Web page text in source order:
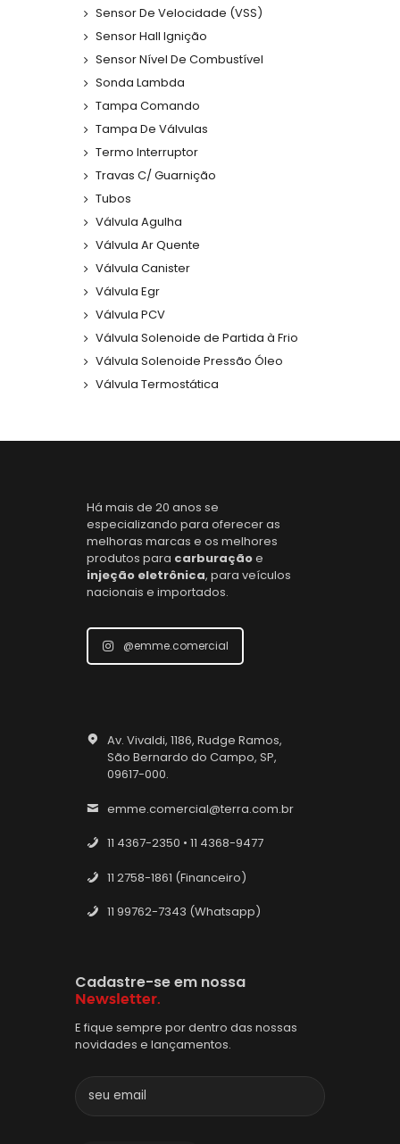
Sensor De Velocidade (VSS)
Sensor Hall Ignição
Sensor Nível De Combustível
Sonda Lambda
Tampa Comando
Tampa De Válvulas
Termo Interruptor
Travas C/ Guarnição
Tubos
Válvula Agulha
Válvula Ar Quente
Válvula Canister
Válvula Egr
Válvula PCV
Válvula Solenoide de Partida à Frio
Válvula Solenoide Pressão Óleo
Válvula Termostática
Há mais de 20 anos se
especializando para oferecer as
melhoras marcas e os melhores
produtos para carburaçãoe
injeção eletrônica, para veículos
nacionais e importados.
@emme.comercial
Av. Vivaldi, 1186, Rudge Ramos,
São Bernardo do Campo, SP,
09617-000.
emme.comercial@terra.com.br
11 4367-2350 • 11 4368-9477
11 2758-1861 (Financeiro)
11 99762-7343 (Whatsapp)
Cadastre-se em nossa
Newsletter.
E fique sempre por dentro das nossas
novidades e lançamentos.